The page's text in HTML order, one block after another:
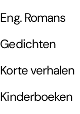
Eng. Romans
Gedichten
Korte verhalen
Kinderboeken